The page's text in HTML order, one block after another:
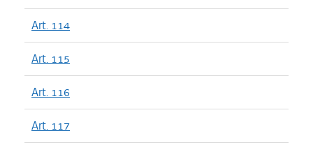
Art. 114
Art. 115
Art. 116
Art. 117